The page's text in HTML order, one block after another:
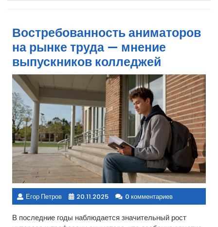
Востребованность аниматоров
на рынке труда — мнение
выпускников колледжей
Егор Петров 20.11.2025 0 комментариев
В последние годы наблюдается значительный рост